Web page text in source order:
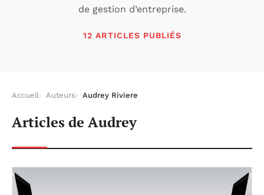
de gestion d’entreprise.
12 ARTICLES PUBLIÉS
Accueil Auteurs Audrey Riviere
Articles de Audrey